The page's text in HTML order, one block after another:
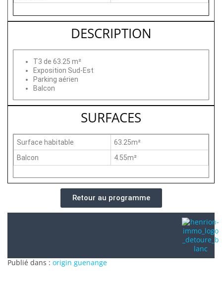
DESCRIPTION
T3 de 63.25 m²
Exposition Sud-Est
Parking aérien
Balcon
SURFACES
Surface habitable
63.25m²
Balcon
4.55m²
Retour au programme
Publié dans : origin guenange